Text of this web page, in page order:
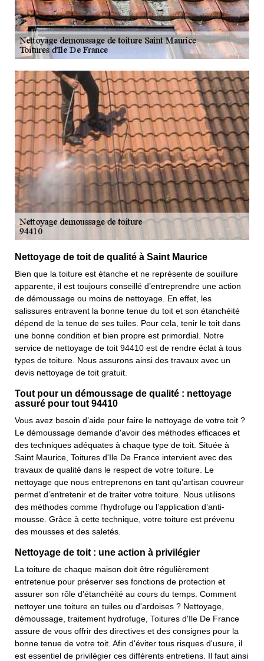
Nettoyage de toit de qualité à Saint Maurice
Bien que la toiture est étanche et ne représente de souillure
apparente, il est toujours conseillé d’entreprendre une action
de démoussage ou moins de nettoyage. En effet, les
salissures entravent la bonne tenue du toit et son étanchéité
dépend de la tenue de ses tuiles. Pour cela, tenir le toit dans
une bonne condition et bien propre est primordial. Notre
service de nettoyage de toit 94410 est de rendre éclat à tous
types de toiture. Nous assurons ainsi des travaux avec un
devis nettoyage de toit gratuit.
Tout pour un démoussage de qualité : nettoyage
assuré pour tout 94410
Vous avez besoin d’aide pour faire le nettoyage de votre toit ?
Le démoussage demande d'avoir des méthodes efficaces et
des techniques adéquates à chaque type de toit. Située à
Saint Maurice, Toitures d'Ile De France intervient avec des
travaux de qualité dans le respect de votre toiture. Le
nettoyage que nous entreprenons en tant qu'artisan couvreur
permet d’entretenir et de traiter votre toiture. Nous utilisons
des méthodes comme l’hydrofuge ou l’application d’anti-
mousse. Grâce à cette technique, votre toiture est prévenu
des mousses et des saletés.
Nettoyage de toit : une action à privilégier
La toiture de chaque maison doit être régulièrement
entretenue pour préserver ses fonctions de protection et
assurer son rôle d'étanchéité au cours du temps. Comment
nettoyer une toiture en tuiles ou d'ardoises ? Nettoyage,
démoussage, traitement hydrofuge, Toitures d'Ile De France
assure de vous offrir des directives et des consignes pour la
bonne tenue de votre toit. Afin d'éviter tous risques d'usure, il
est essentiel de privilégier ces différents entretiens. Il faut ainsi